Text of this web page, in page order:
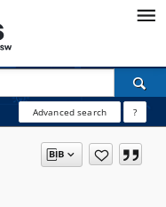
Advanced search ?